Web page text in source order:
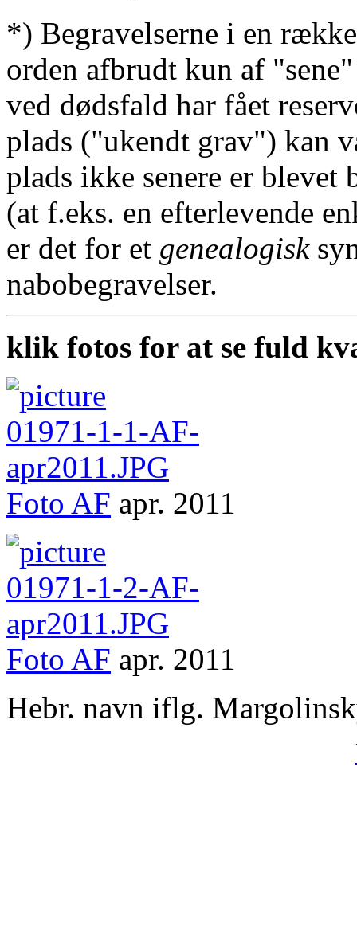
*) Begravelserne i en
orden afbrudt kun af
ved dødsfald har fået
plads ("ukendt grav") kan
plads ikke senere er
(at f.eks. en efterlevende
er det for et genealogisk
nabobegravelser.
klik fotos for at se fuld
Foto AF apr. 2011
Foto AF apr. 2011
Hebr. navn iflg.